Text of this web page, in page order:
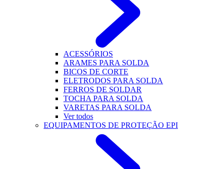
ACESSÓRIOS
ARAMES PARA SOLDA
BICOS DE CORTE
ELETRODOS PARA SOLDA
FERROS DE SOLDAR
TOCHA PARA SOLDA
VARETAS PARA SOLDA
Ver todos
EQUIPAMENTOS DE PROTEÇÃO EPI